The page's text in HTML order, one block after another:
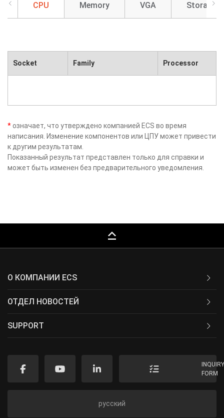
CPU Memory VGA Storage
Socket Family Processor
* означает, что утверждено компанией ECS во время
написания. Изменение компонентов или ЦПУ может привести
к другим результатам.
Показанный результат представлен только для справки и
может быть изменен без предварительного уведомления.
keyboard_capslock
О КОМПАНИИ ECS
ОТДЕЛ НОВОСТЕЙ
SUPPORT
FORM
русский